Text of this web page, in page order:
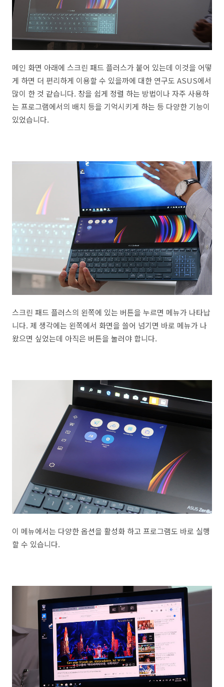
메인 화면 아래에 스크린 패드 플러스가 붙어 있는데 이것을 어떻
게 하면 더 편리하게 이용할 수 있을까에 대한 연구도 ASUS에서
많이 한 것 같습니다. 창을 쉽게 정렬 하는 방법이나 자주 사용하
는 프로그램에서의 배치 등을 기억시키게 하는 등 다양한 기능이
있었습니다.
스크린 패드 플러스의 왼쪽에 있는 버튼을 누르면 메뉴가 나타납
니다. 제 생각에는 왼쪽에서 화면을 쓸어 넘기면 바로 메뉴가 나
왔으면 싶었는데 아직은 버튼을 눌러야 합니다.
이 메뉴에서는 다양한 옵션을 활성화 하고 프로그램도 바로 실행
할 수 있습니다.